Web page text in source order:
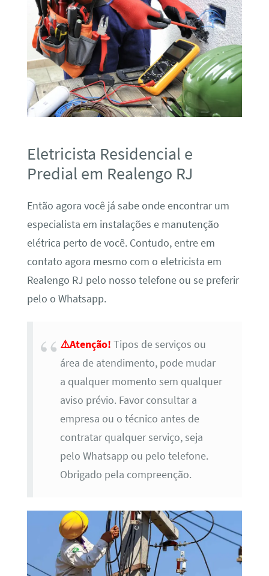
Eletricista Residencial e
Predial em Realengo RJ
Então agora você já sabe onde encontrar um
especialista em instalações e manutenção
elétrica perto de você. Contudo, entre em
contato agora mesmo com o eletricista em
Realengo RJ pelo nosso telefone ou se preferir
pelo o Whatsapp.
⚠️Atenção! Tipos de serviços ou
área de atendimento, pode mudar
a qualquer momento sem qualquer
aviso prévio. Favor consultar a
empresa ou o técnico antes de
contratar qualquer serviço, seja
pelo Whatsapp ou pelo telefone.
Obrigado pela compreenção.